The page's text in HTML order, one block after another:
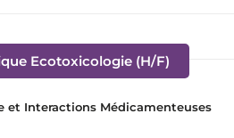
Ecotoxicologie (H/F)
et Interactions Médicamenteuses